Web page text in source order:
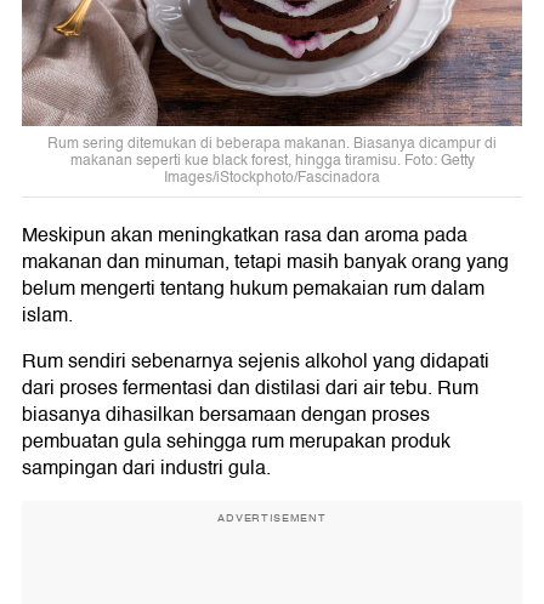
Rum sering ditemukan di beberapa makanan. Biasanya dicampur di
makanan seperti kue black forest, hingga tiramisu. Foto: Getty
Images/iStockphoto/Fascinadora
Meskipun akan meningkatkan rasa dan aroma pada
makanan dan minuman, tetapi masih banyak orang yang
belum mengerti tentang hukum pemakaian rum dalam
islam.
Rum sendiri sebenarnya sejenis alkohol yang didapati
dari proses fermentasi dan distilasi dari air tebu. Rum
biasanya dihasilkan bersamaan dengan proses
pembuatan gula sehingga rum merupakan produk
sampingan dari industri gula.
ADVERTISEMENT